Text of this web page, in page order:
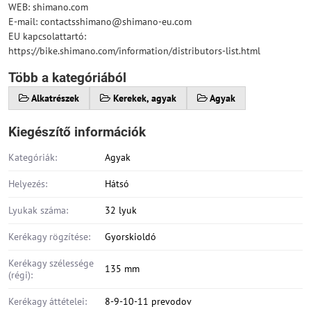
WEB: shimano.com
E-mail: contactsshimano@shimano-eu.com
EU kapcsolattartó:
https://bike.shimano.com/information/distributors-list.html
Több a kategóriából
Alkatrészek Kerekek, agyak Agyak
Kiegészítő információk
Kategóriák: Agyak
Helyezés: Hátsó
Lyukak száma: 32 lyuk
Kerékagy rögzítése: Gyorskioldó
Kerékagy szélessége
(régi):
135 mm
Kerékagy áttételei: 8-9-10-11 prevodov